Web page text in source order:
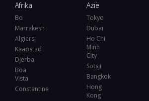
Afrika
Bo
Marrakesh
Algiers
Kaapstad
Djerba
Boa
Vista
Constantine
Azië
Tokyo
Dubai
Ho Chi
Minh
City
Sotsji
Bangkok
Hong
Kong